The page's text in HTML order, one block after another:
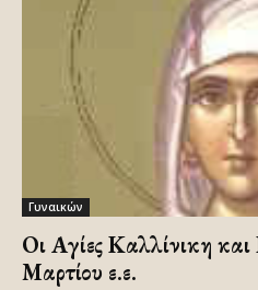
Γυναικών
Οι Αγίες Καλλίνικη
Μαρτίου ε.ε.